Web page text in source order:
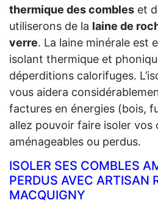
thermique des combles et
utiliserons de la laine de
verre. La laine minérale est
isolant thermique et
déperditions calorifuges.
vous aidera
factures en énergies (bois,
allez pouvoir faire isoler vos
aménageables ou perdus.
ISOLER SES COMBLES
PERDUS AVEC ARTISAN
MACQUIGNY